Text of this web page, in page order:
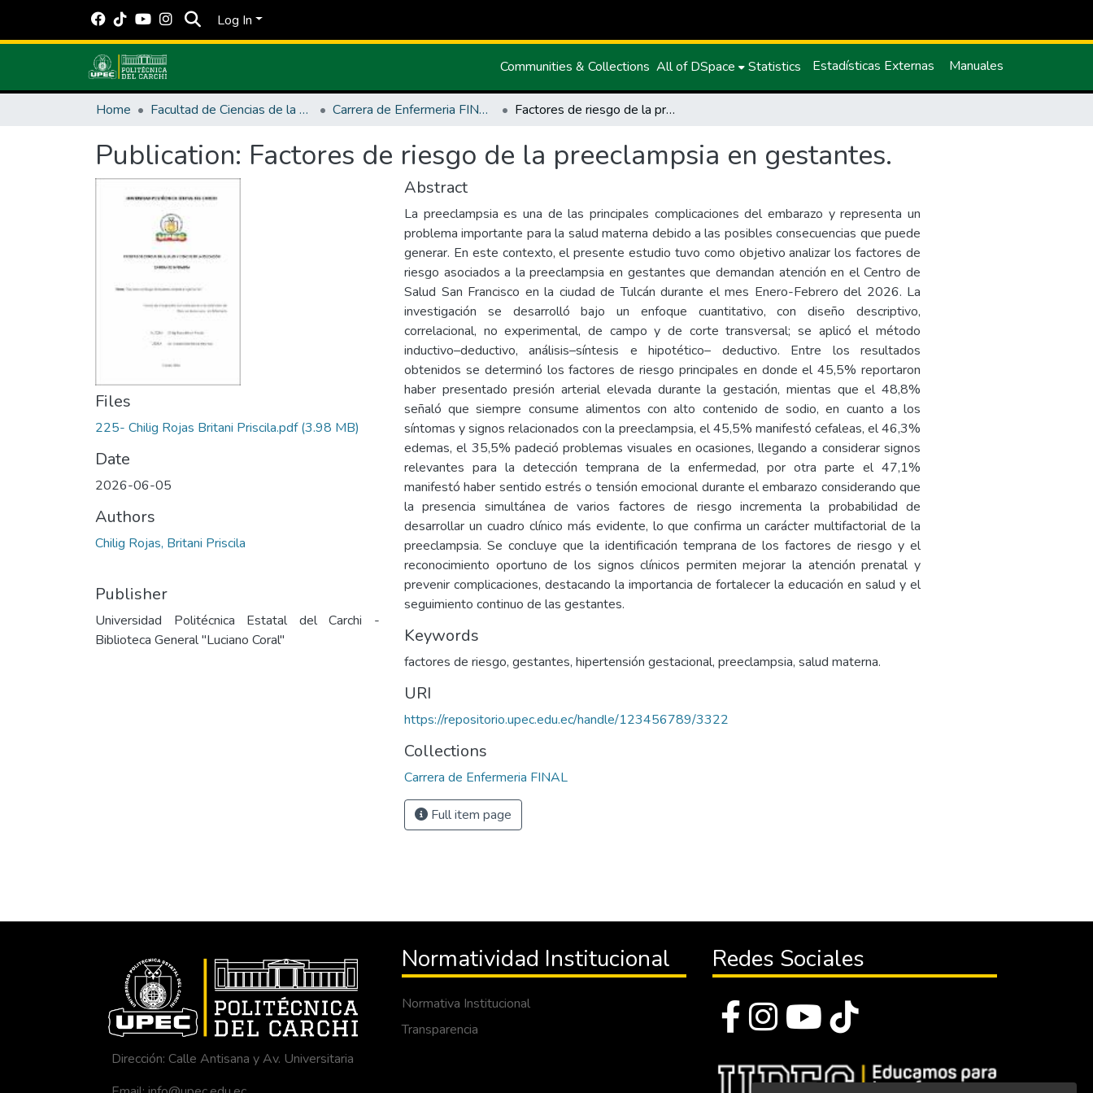
Log In
Communities & Collections All of DSpace Statistics Estadísticas Externas Manuales
Home Facultad de Ciencias de la Salud y Educación Carrera de Enfermeria FINAL Factores de riesgo de la preeclampsia en gestantes.
Publication: Factores de riesgo de la preeclampsia en gestantes.
Files
225- Chilig Rojas Britani Priscila.pdf(3.98 MB)
Date
2026-06-05
Authors
Chilig Rojas, Britani Priscila
Publisher
Universidad Politécnica Estatal del Carchi -
Biblioteca General "Luciano Coral"
Abstract
La preeclampsia es una de las principales complicaciones del embarazo y representa un
problema importante para la salud materna debido a las posibles consecuencias que puede
generar. En este contexto, el presente estudio tuvo como objetivo analizar los factores de
riesgo asociados a la preeclampsia en gestantes que demandan atención en el Centro de
Salud San Francisco en la ciudad de Tulcán durante el mes Enero-Febrero del 2026. La
investigación se desarrolló bajo un enfoque cuantitativo, con diseño descriptivo,
correlacional, no experimental, de campo y de corte transversal; se aplicó el método
inductivo–deductivo, análisis–síntesis e hipotético– deductivo. Entre los resultados
obtenidos se determinó los factores de riesgo principales en donde el 45,5% reportaron
haber presentado presión arterial elevada durante la gestación, mientas que el 48,8%
señaló que siempre consume alimentos con alto contenido de sodio, en cuanto a los
síntomas y signos relacionados con la preeclampsia, el 45,5% manifestó cefaleas, el 46,3%
edemas, el 35,5% padeció problemas visuales en ocasiones, llegando a considerar signos
relevantes para la detección temprana de la enfermedad, por otra parte el 47,1%
manifestó haber sentido estrés o tensión emocional durante el embarazo considerando que
la presencia simultánea de varios factores de riesgo incrementa la probabilidad de
desarrollar un cuadro clínico más evidente, lo que confirma un carácter multifactorial de la
preeclampsia. Se concluye que la identificación temprana de los factores de riesgo y el
reconocimiento oportuno de los signos clínicos permiten mejorar la atención prenatal y
prevenir complicaciones, destacando la importancia de fortalecer la educación en salud y el
seguimiento continuo de las gestantes.
Keywords
factores de riesgo, gestantes, hipertensión gestacional, preeclampsia, salud materna.
URI
https://repositorio.upec.edu.ec/handle/123456789/3322
Collections
Carrera de Enfermeria FINAL
Full item page
Dirección: Calle Antisana y Av. Universitaria
Normatividad Institucional
Normativa Institucional
Transparencia
Redes Sociales